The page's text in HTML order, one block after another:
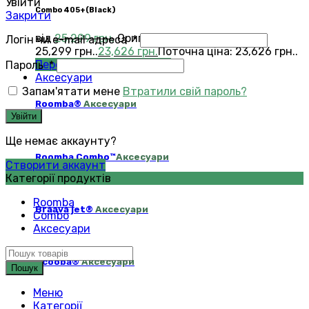
Сombo 405+(Black)
від25,299грн. Оригінальна ціна:
25,299 грн..23,626 грн.Поточна ціна: 23,626 грн..
Переглянути всі Combo®
Аксесуари
Roomba® Аксесуари
Roomba Combo™Аксесуари
Braava jet® Аксесуари
Scooba®Аксесуари
Закрити
Логін чи e-mail адреса*
Пароль*
Запам'ятати мене Втратили свій пароль?
Увійти
Ще немає аккаунту?
Створити аккаунт
Категорії продуктів
Roomba
Combo
Аксесуари
Пошук
Меню
Категорії